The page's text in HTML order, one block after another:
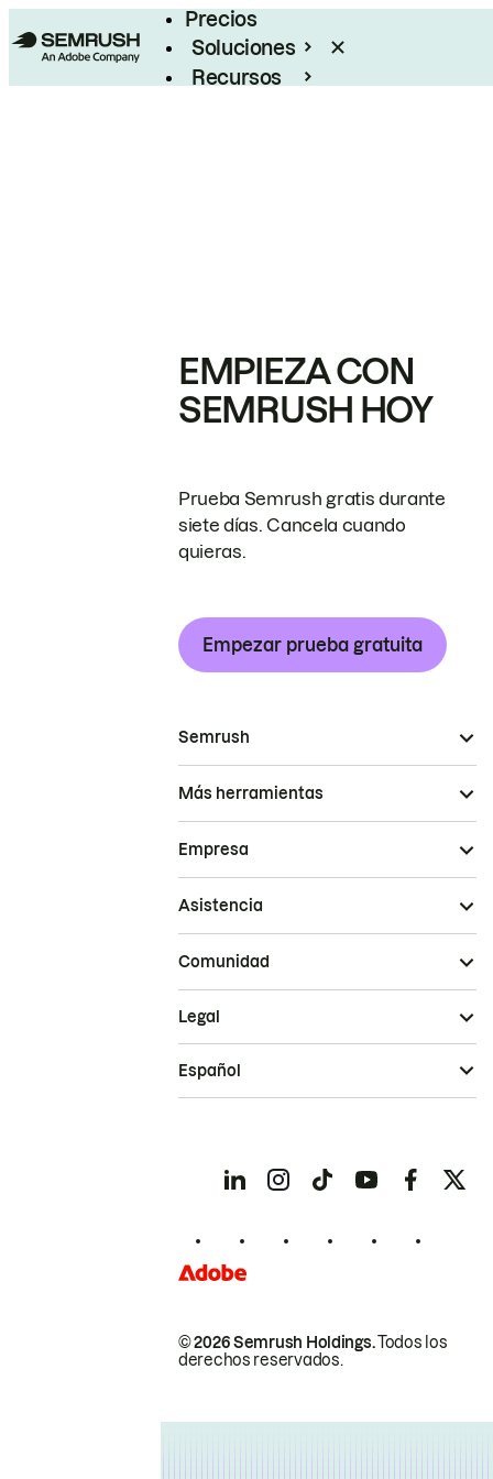
Precios
Soluciones
Recursos
EMPIEZA CON
SEMRUSH HOY
Prueba Semrush gratis durante
siete días. Cancela cuando
quieras.
Empezar prueba gratuita
Semrush
Más herramientas
Empresa
Asistencia
Comunidad
© 2026 Semrush Holdings.Todos los
derechos reservados.
Legal
Español